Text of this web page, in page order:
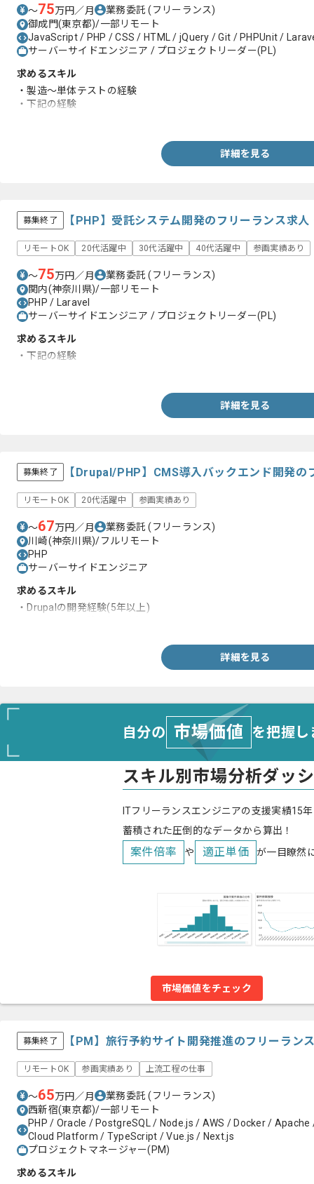
〜75万円／月 業務委託(フリーランス)
御成門(東京都)/一部リモート
JavaScript / PHP / CSS / HTML / jQuery / Git / PHPUnit /
サーバーサイドエンジニア / プロジェクトリーダー(PL)
求めるスキル
・製造～単体テストの経験
・下記の経験
詳細を見る
募集終了 【PHP】受託システム開発のフリーランス求人
リモートOK 20代活躍中 30代活躍中 40代活躍中 参画実績あり
〜75万円／月 業務委託(フリーランス)
関内(神奈川県)/一部リモート
PHP / Laravel
サーバーサイドエンジニア / プロジェクトリーダー(PL)
求めるスキル
・下記の経験
詳細を見る
募集終了 【Drupal/PHP】CMS導入バックエンド開発の
リモートOK 20代活躍中 参画実績あり
〜67万円／月 業務委託(フリーランス)
川崎(神奈川県)/フルリモート
PHP
サーバーサイドエンジニア
求めるスキル
・Drupalの開発経験(5年以上)
詳細を見る
自分の 市場価値 を把握
スキル別市場分析ダッ
ITフリーランスエンジニアの支援実績15
蓄積された圧倒的なデータから算出！
案件倍率 や 適正単価 が一目瞭然
市場価値をチェック
募集終了 【PM】旅行予約サイト開発推進のフリーラン
リモートOK 参画実績あり 上流工程の仕事
〜65万円／月 業務委託(フリーランス)
西新宿(東京都)/一部リモート
PHP / Oracle / PostgreSQL / Node.js / AWS / Docker /
Cloud Platform / TypeScript / Vue.js / Next.js
プロジェクトマネージャー(PM)
求めるスキル